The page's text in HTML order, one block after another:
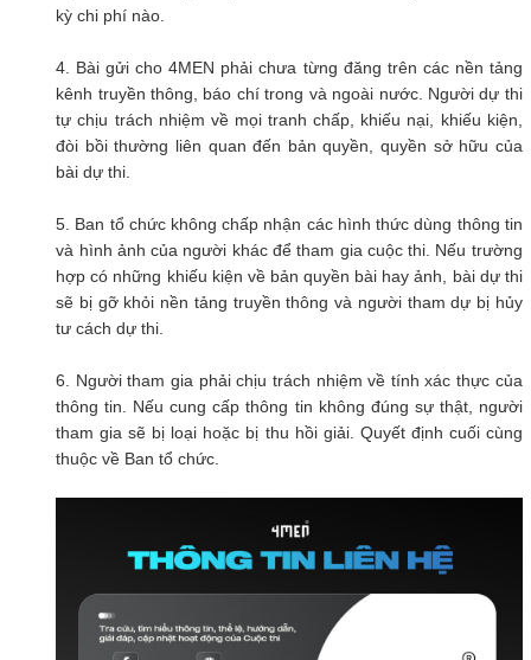
kỳ chi phí nào.
4. Bài gửi cho 4MEN phải chưa từng đăng trên các nền tảng
kênh truyền thông, báo chí trong và ngoài nước. Người dự thi
tự chịu trách nhiệm về mọi tranh chấp, khiếu nại, khiếu kiện,
đòi bồi thường liên quan đến bản quyền, quyền sở hữu của
bài dự thi.
5. Ban tổ chức không chấp nhận các hình thức dùng thông tin
và hình ảnh của người khác để tham gia cuộc thi. Nếu trường
hợp có những khiếu kiện về bản quyền bài hay ảnh, bài dự thi
sẽ bị gỡ khỏi nền tảng truyền thông và người tham dự bị hủy
tư cách dự thi.
6. Người tham gia phải chịu trách nhiệm về tính xác thực của
thông tin. Nếu cung cấp thông tin không đúng sự thật, người
tham gia sẽ bị loại hoặc bị thu hồi giải. Quyết định cuối cùng
thuộc về Ban tổ chức.